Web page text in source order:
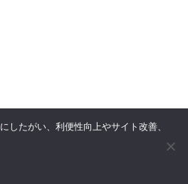
にしたがい、利便性向上やサイト改善、